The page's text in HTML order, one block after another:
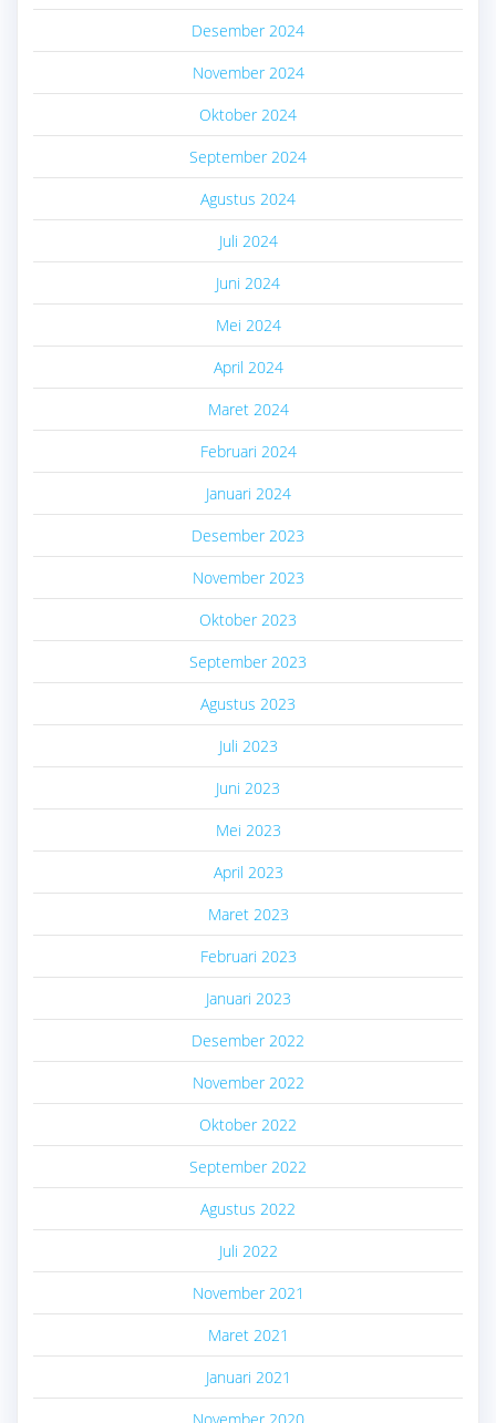
Desember 2024
November 2024
Oktober 2024
September 2024
Agustus 2024
Juli 2024
Juni 2024
Mei 2024
April 2024
Maret 2024
Februari 2024
Januari 2024
Desember 2023
November 2023
Oktober 2023
September 2023
Agustus 2023
Juli 2023
Juni 2023
Mei 2023
April 2023
Maret 2023
Februari 2023
Januari 2023
Desember 2022
November 2022
Oktober 2022
September 2022
Agustus 2022
Juli 2022
November 2021
Maret 2021
Januari 2021